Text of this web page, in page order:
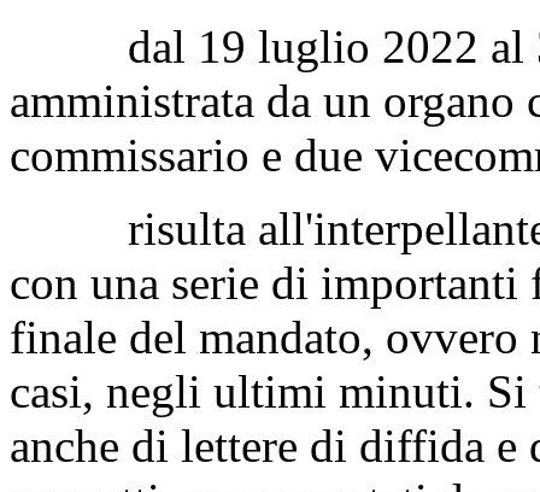
dal 19 luglio 2022 al 3
amministrata da un organo
commissario e due
risulta all'interpellante
con una serie di
finale del mandato,
casi, negli ultimi minuti. Si
anche di lettere di diffida e